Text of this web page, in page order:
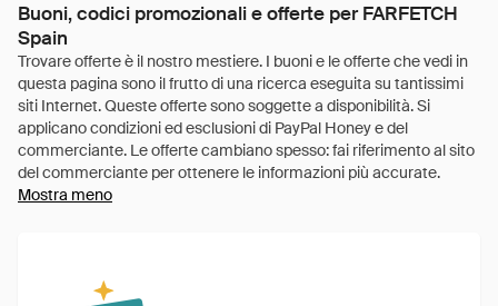
Buoni, codici promozionali e offerte per FARFETCH
Spain
Mostra meno